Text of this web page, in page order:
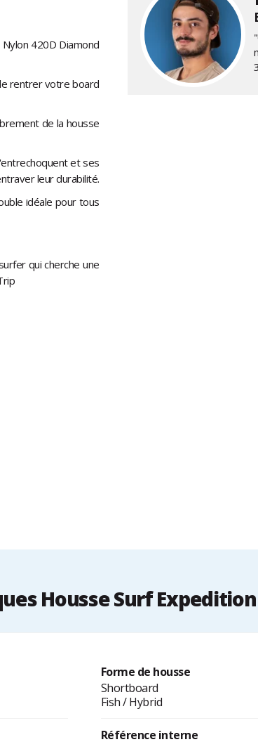
420D Diamond
rentrer votre board
de la housse
et ses
leur durabilité.
idéale pour tous
qui cherche une
Housse Surf
Forme de housse
Shortboard
Fish / Hybrid
Référence interne